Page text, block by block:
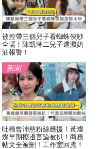
被控帶三個兒子看蜘蛛俠吵
全場！陳凱琳二兒子遭潑奶
油報警！
新聞
吐槽曾沛慈粉絲應援！黃燦
燦早期擦邊言論被扒！商務
帖文全被刪！工作室回應！